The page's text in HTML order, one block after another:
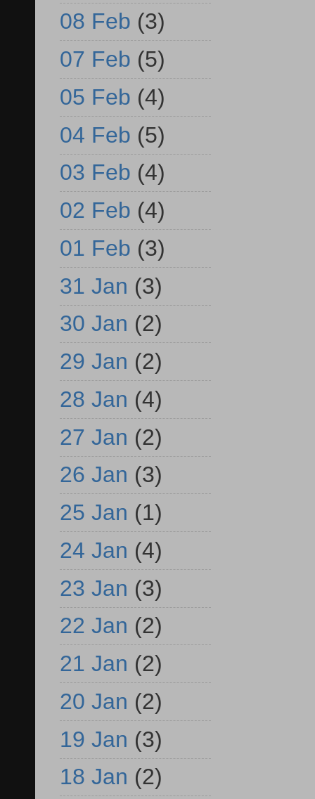
08 Feb (3)
07 Feb (5)
05 Feb (4)
04 Feb (5)
03 Feb (4)
02 Feb (4)
01 Feb (3)
31 Jan (3)
30 Jan (2)
29 Jan (2)
28 Jan (4)
27 Jan (2)
26 Jan (3)
25 Jan (1)
24 Jan (4)
23 Jan (3)
22 Jan (2)
21 Jan (2)
20 Jan (2)
19 Jan (3)
18 Jan (2)